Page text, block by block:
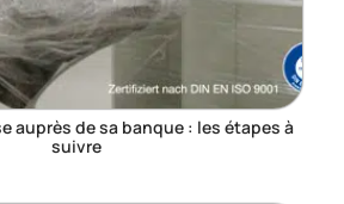
auprès de sa banque : les étapes à
suivre